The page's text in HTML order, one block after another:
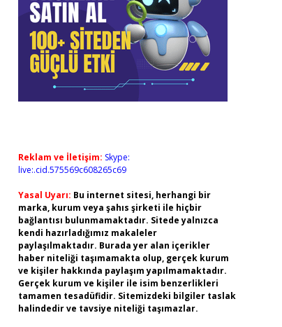
Reklam ve İletişim: Skype:
live:.cid.575569c608265c69
Yasal Uyarı: Bu internet sitesi, herhangi bir
marka, kurum veya şahıs şirketi ile hiçbir
bağlantısı bulunmamaktadır. Sitede yalnızca
kendi hazırladığımız makaleler
paylaşılmaktadır. Burada yer alan içerikler
haber niteliği taşımamakta olup, gerçek kurum
ve kişiler hakkında paylaşım yapılmamaktadır.
Gerçek kurum ve kişiler ile isim benzerlikleri
tamamen tesadüfidir. Sitemizdeki bilgiler taslak
halindedir ve tavsiye niteliği taşımazlar.